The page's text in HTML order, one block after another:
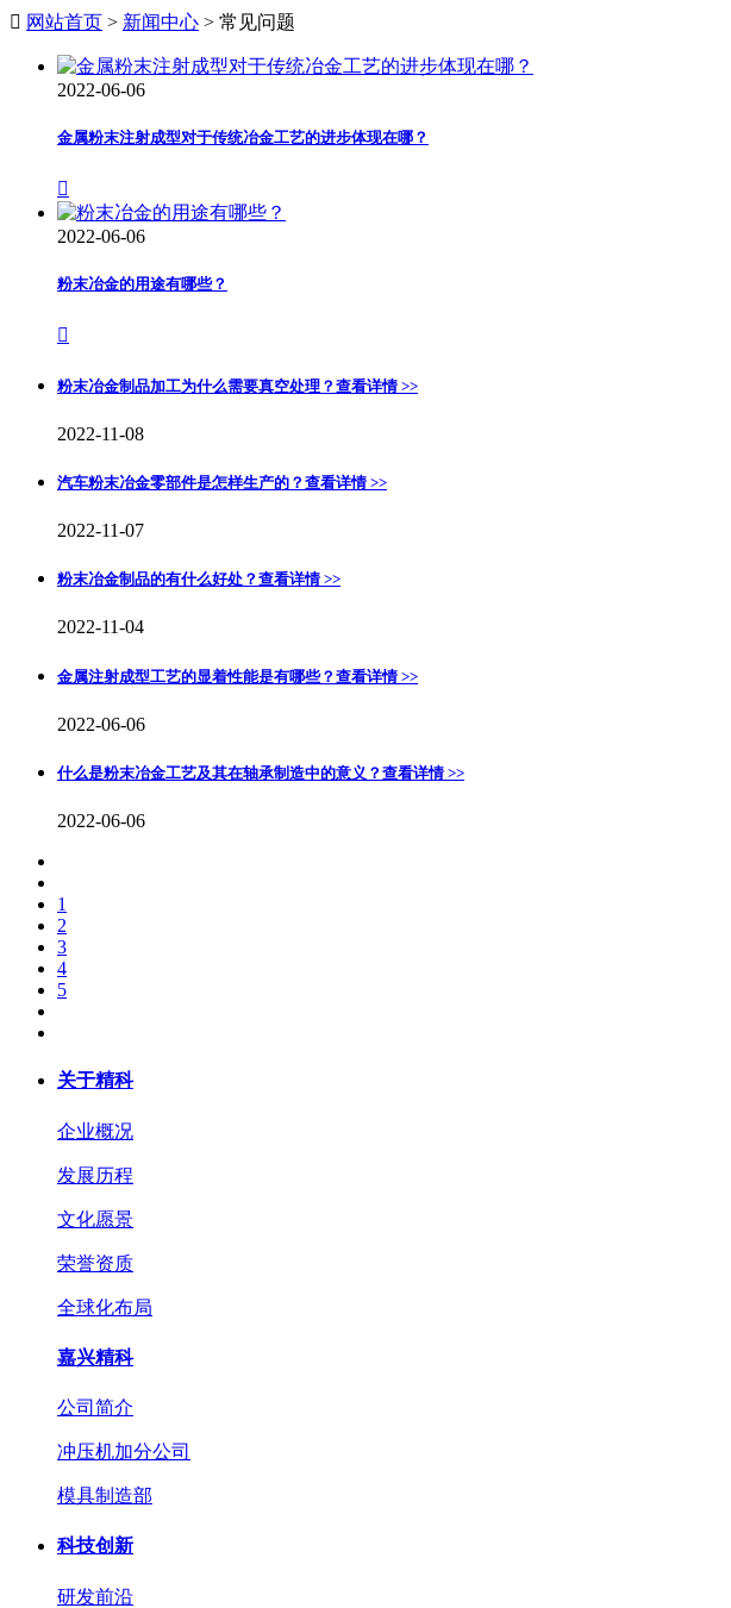
 网站首页 > 新闻中心 > 常见问题
2022-06-06
金属粉末注射成型对于传统冶金工艺的进步体现在哪？

2022-06-06
粉末冶金的用途有哪些？

粉末冶金制品加工为什么需要真空处理？ 查看详情 >>
2022-11-08
汽车粉末冶金零部件是怎样生产的？ 查看详情 >>
2022-11-07
粉末冶金制品的有什么好处？ 查看详情 >>
2022-11-04
金属注射成型工艺的显着性能是有哪些？ 查看详情 >>
2022-06-06
什么是粉末冶金工艺及其在轴承制造中的意义？ 查看详情 >>
2022-06-06
1
2
3
4
5
关于精科
企业概况
发展历程
文化愿景
荣誉资质
全球化布局
嘉兴精科
公司简介
冲压机加分公司
模具制造部
科技创新
研发前沿